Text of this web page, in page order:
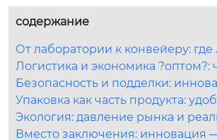
содержание
От лаборатории к конвейеру:
Логистика и экономика ?оптом?:
Безопасность и подделки:
Упаковка как часть продукта:
Экология: давление рынка и
Вместо заключения: инновация